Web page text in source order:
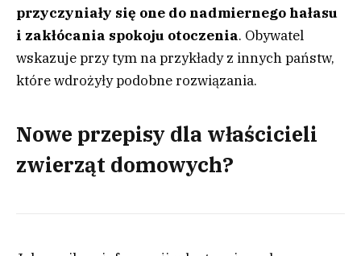
przyczyniały się one do nadmiernego hałasu
i zakłócania spokoju otoczenia. Obywatel
wskazuje przy tym na przykłady z innych państw,
które wdrożyły podobne rozwiązania.
Nowe przepisy dla właścicieli
zwierząt domowych?